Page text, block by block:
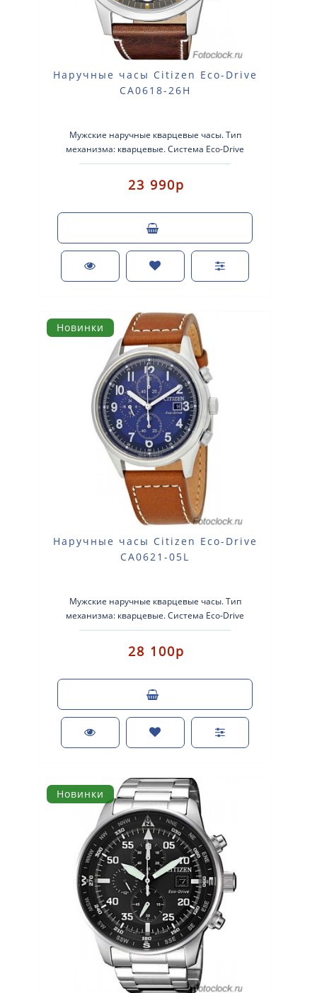
Наручные часы Citizen Eco-Drive
CA0618-26H
Мужские наручные кварцевые часы. Тип
механизма: кварцевые. Система Eco-Drive
(аккумулятор с питанием от световой эне..
23 990р
Новинки
Наручные часы Citizen Eco-Drive
CA0621-05L
Мужские наручные кварцевые часы. Тип
механизма: кварцевые. Система Eco-Drive
(аккумулятор с питанием от световой э..
28 100р
Новинки